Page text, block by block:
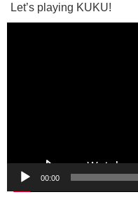
Let’s playing KUKU!
00:00